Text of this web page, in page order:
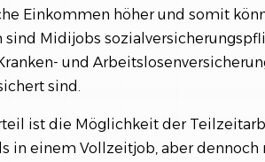
Einkommen höher und somit
sind Midijobs
und
sind.
ist die Möglichkeit der
in einem Vollzeitjob, aber